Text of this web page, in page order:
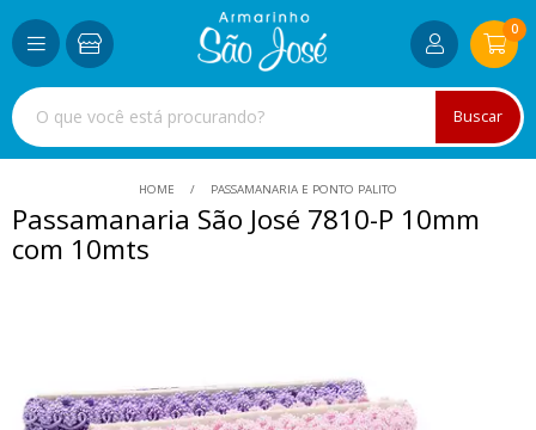
Buscar
0
HOME PASSAMANARIA E PONTO PALITO
Passamanaria São José 7810-P 10mm
com 10mts